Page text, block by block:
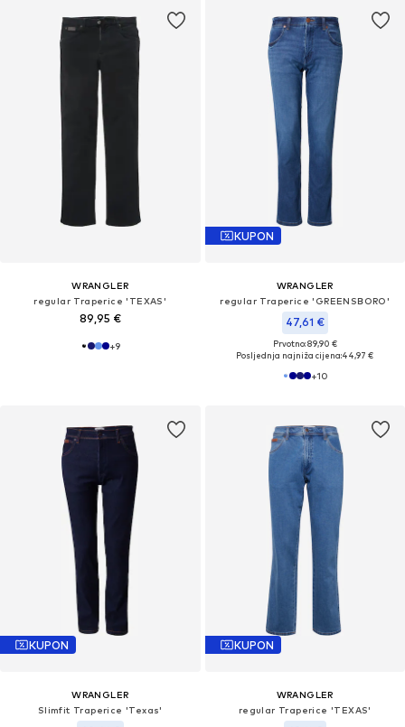
WRANGLER
regular Traperice 'TEXAS'
89,95 €
+9
KUPON
WRANGLER
regular Traperice 'GREENSBORO'
47,61 €
Prvotno: 89,90 €
Posljednja najniža cijena:44,97 €
+10
KUPON
WRANGLER
Slimfit Traperice 'Texas'
KUPON
WRANGLER
regular Traperice 'TEXAS'